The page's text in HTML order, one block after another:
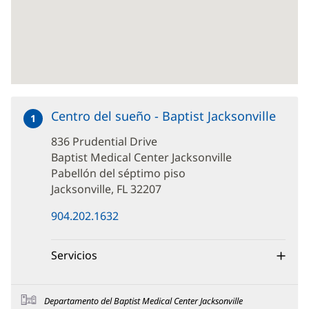
1 Centro del sueño - Baptist Jacksonvilleen
836 Prudential Drive
Baptist Medical Center Jacksonville
Pabellón del séptimo piso
Jacksonville, FL 32207
abre
una
904.202.1632
Servicios
Departamento del Baptist Medical Center Jacksonville